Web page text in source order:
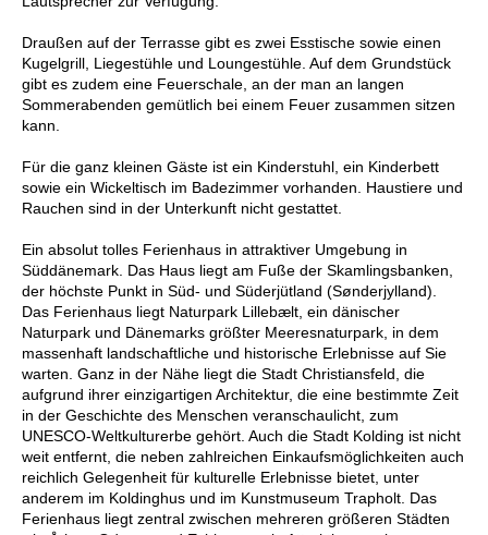
Draußen auf der Terrasse gibt es zwei Esstische sowie einen
Kugelgrill, Liegestühle und Loungestühle. Auf dem Grundstück
gibt es zudem eine Feuerschale, an der man an langen
Sommerabenden gemütlich bei einem Feuer zusammen sitzen
kann.
Für die ganz kleinen Gäste ist ein Kinderstuhl, ein Kinderbett
sowie ein Wickeltisch im Badezimmer vorhanden. Haustiere und
Rauchen sind in der Unterkunft nicht gestattet.
Ein absolut tolles Ferienhaus in attraktiver Umgebung in
Süddänemark. Das Haus liegt am Fuße der Skamlingsbanken,
der höchste Punkt in Süd- und Süderjütland (Sønderjylland).
Das Ferienhaus liegt Naturpark Lillebælt, ein dänischer
Naturpark und Dänemarks größter Meeresnaturpark, in dem
massenhaft landschaftliche und historische Erlebnisse auf Sie
warten. Ganz in der Nähe liegt die Stadt Christiansfeld, die
aufgrund ihrer einzigartigen Architektur, die eine bestimmte Zeit
in der Geschichte des Menschen veranschaulicht, zum
UNESCO-Weltkulturerbe gehört. Auch die Stadt Kolding ist nicht
weit entfernt, die neben zahlreichen Einkaufsmöglichkeiten auch
reichlich Gelegenheit für kulturelle Erlebnisse bietet, unter
anderem im Koldinghus und im Kunstmuseum Trapholt. Das
Ferienhaus liegt zentral zwischen mehreren größeren Städten